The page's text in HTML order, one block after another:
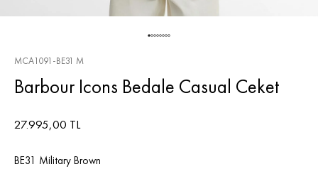
MCA1091-BE31 M
Barbour Icons Bedale Casual Ceket
27.995,00 TL
BE31 Military Brown